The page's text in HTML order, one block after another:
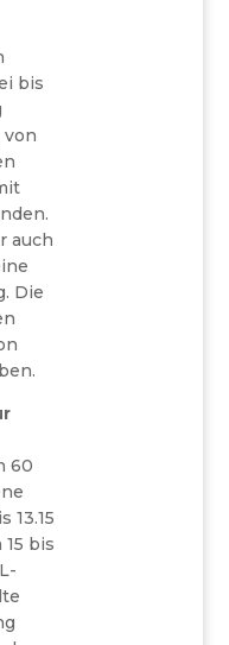
bis
von
auch
Die
60
13.15
bis